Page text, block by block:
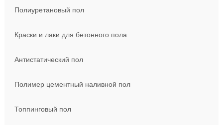
Полиуретановый пол
Краски и лаки для бетонного пола
Антистатический пол
Полимер цементный наливной пол
Топпинговый пол